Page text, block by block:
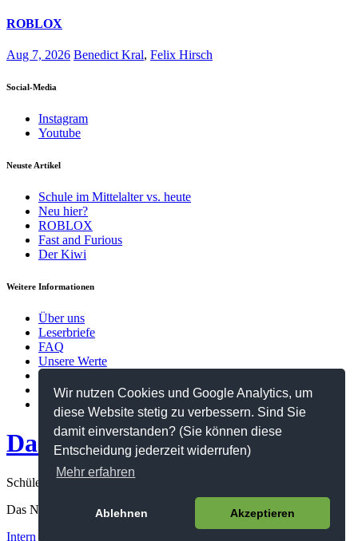
Wir nutzen Cookies und Google Analytics, um
diese Website stetig zu verbessern. Sind Sie
damit einverstanden? (Sie können diese
Entscheidung jederzeit widerrufen)
Mehr erfahren
Ablehnen Akzeptieren
ROBLOX
Aug 7, 2026 Benedict Kral, Felix Hirsch
Social-Media
Instagram
Youtube
Neuste Artikel
Schule im Mittelalter vs. heute
Neu hier?
ROBLOX
Fast and Furious
Der Kiwi
Weitere Informationen
Über uns
Leserbriefe
FAQ
Unsere Werte
Kontakt
Datenschutzerklärung
Impressum
Das Netz
Schülerzeitung des Hanns-Seidel-Gymnasiums
Das Netz ©2026
Intern